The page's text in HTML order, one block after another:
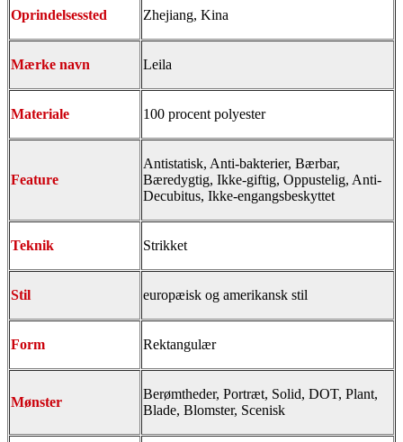
Oprindelsessted Zhejiang, Kina
Mærke navn Leila
Materiale 100 procent polyester
Feature
Antistatisk, Anti-bakterier, Bærbar,
Bæredygtig, Ikke-giftig, Oppustelig, Anti-
Decubitus, Ikke-engangsbeskyttet
Teknik Strikket
Stil europæisk og amerikansk stil
Form Rektangulær
Mønster
Berømtheder, Portræt, Solid, DOT, Plant,
Blade, Blomster, Scenisk